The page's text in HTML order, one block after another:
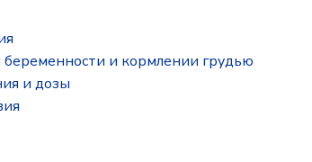
и кормлении грудью
и дозы